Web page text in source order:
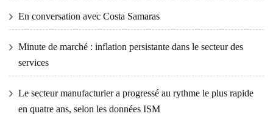
En conversation avec Costa Samaras
Minute de marché : inflation persistante dans le secteur des
services
Le secteur manufacturier a progressé au rythme le plus rapide
en quatre ans, selon les données ISM